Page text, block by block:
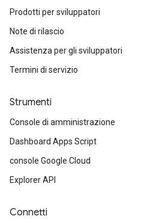
Prodotti per sviluppatori
Note di rilascio
Assistenza per gli sviluppatori
Termini di servizio
Strumenti
Console di amministrazione
Dashboard Apps Script
console Google Cloud
Explorer API
Connetti